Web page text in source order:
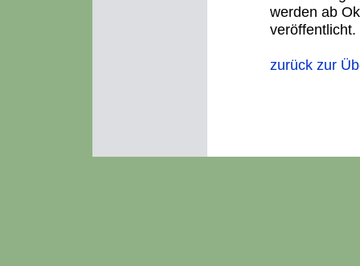
werden ab
veröffentlicht.
zurück zur